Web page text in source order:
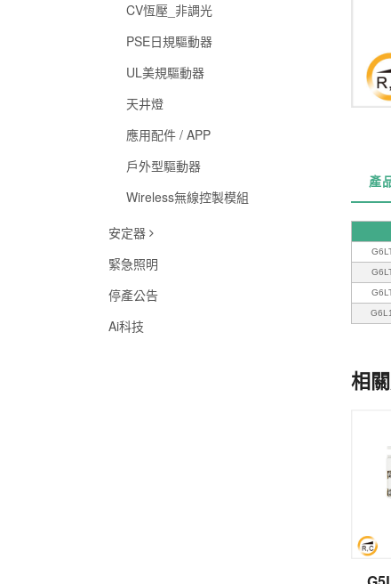
CV恆壓_非調光
PSE日規驅動器
UL美規驅動器
天井燈
應用配件 / APP
戶外型驅動器
Wireless無線控製模組
安定器
緊急照明
停產公告
Ai科技
產
相